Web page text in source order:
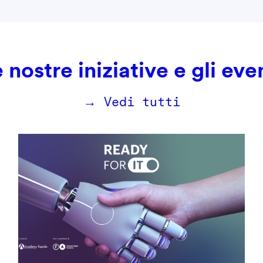
nostre iniziative e gli
→ Vedi tutti